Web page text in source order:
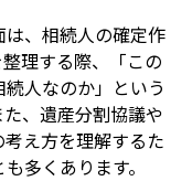
、相続人の確定作
理する際、「この
人なのか」という
、遺産分割協議や
え方を理解するた
多くあります。